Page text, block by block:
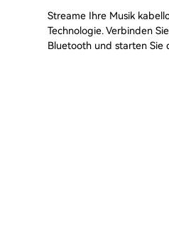
Streame Ihre Musik
Technologie. Verbinden
Bluetooth und starten Sie